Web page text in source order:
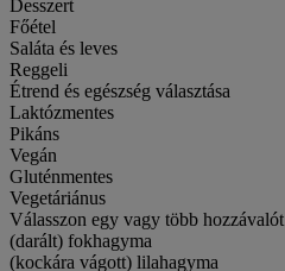
Desszert
Főétel
Saláta és leves
Reggeli
Étrend és egészség választása
Laktózmentes
Pikáns
Vegán
Gluténmentes
Vegetáriánus
Válasszon egy vagy több hozzávalót
(darált) fokhagyma
(kockára vágott) lilahagyma